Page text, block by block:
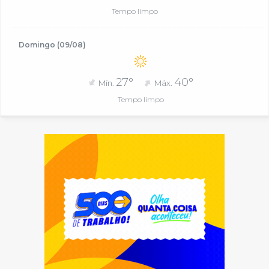
Tempo limpo
Domingo (09/08)
Mín. 27° Máx. 40°
Tempo limpo